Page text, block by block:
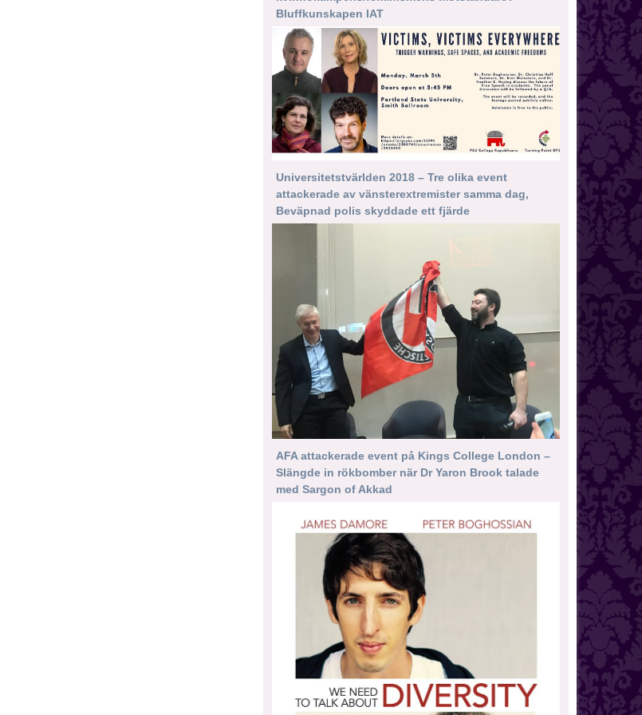
Bluffkunskapen IAT
Universitetstvärlden 2018 – Tre olika event
attackerade av vänsterextremister samma dag,
Beväpnad polis skyddade ett fjärde
AFA attackerade event på Kings College London –
Slängde in rökbomber när Dr Yaron Brook talade
med Sargon of Akkad